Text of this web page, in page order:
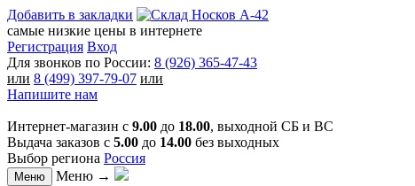
Добавить в закладки
самые низкие цены в интернете
Регистрация Вход
Для звонков по России: 8 (926) 365-47-43
или 8 (499) 397-79-07 или
Напишите нам
Интернет-магазин с 9.00 до 18.00, выходной СБ и ВС
Выдача заказов с 5.00 до 14.00 без выходных
Выбор региона Россия
Меню Меню →